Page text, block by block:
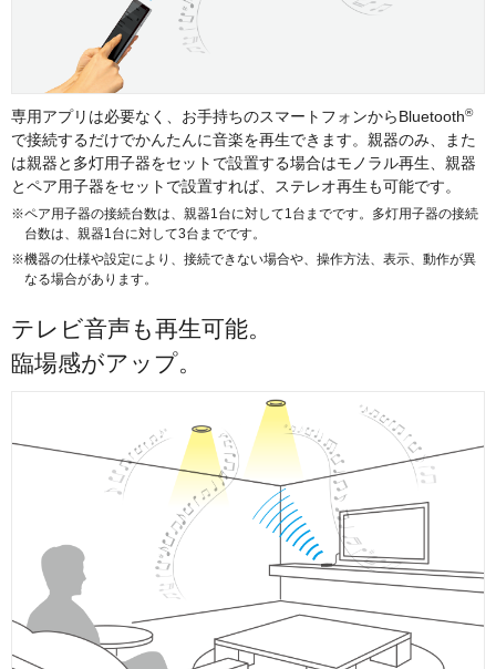
専用アプリは必要なく、お手持ちのスマートフォンからBluetooth®
で接続するだけでかんたんに音楽を再生できます。親器のみ、また
は親器と多灯用子器をセットで設置する場合はモノラル再生、親器
とペア用子器をセットで設置すれば、ステレオ再生も可能です。
※ペア用子器の接続台数は、親器1台に対して1台までです。多灯用子器の接続
台数は、親器1台に対して3台までです。
※機器の仕様や設定により、接続できない場合や、操作方法、表示、動作が異
なる場合があります。
テレビ音声も再生可能。
臨場感がアップ。